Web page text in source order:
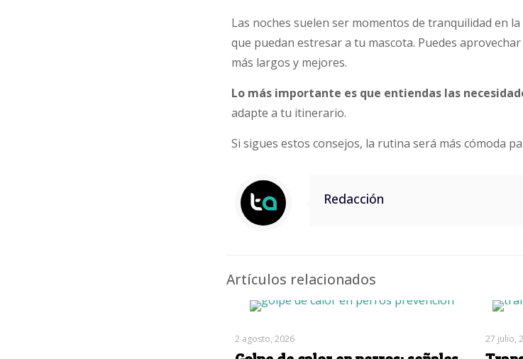
Las noches suelen ser momentos de tranquilidad en
que puedan estresar a tu mascota. Puedes
más largos y mejores.
Lo más importante es que entiendas las
adapte a tu itinerario.
Si sigues estos consejos, la rutina será más cómoda
Redacción
Artículos relacionados
2 agosto, 2026 27 julio,